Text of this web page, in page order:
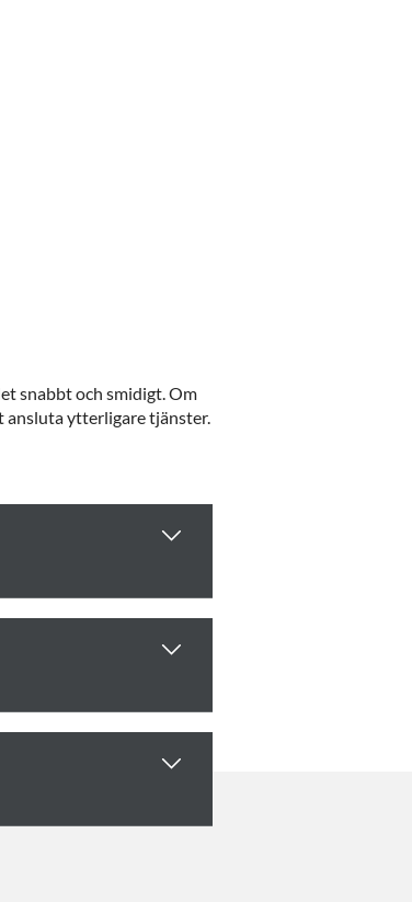
snabbt och smidigt. Om
ansluta ytterligare tjänster.